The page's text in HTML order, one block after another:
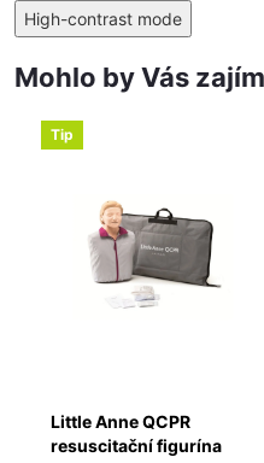
High-contrast mode
Mohlo by Vás
Tip
Little Anne QCPR
resuscitační figurína